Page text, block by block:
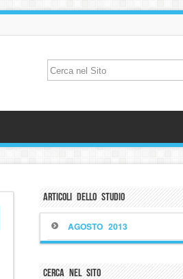
Articoli dello Studio
AGOSTO 2013
Cerca nel sito